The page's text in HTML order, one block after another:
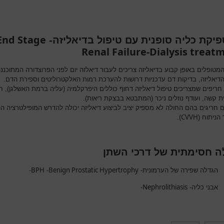
כליה סופנית עם טיפול בדיאליזה- Stage
Renal Failure-Dialysis
באופן קבוע בדיאליזה צריכים לעבור דיאלזה יום לפני הפרוצדורה
בדיקות דם עדכניות דרושות להערכת רמות האלקטרוליטים וספירת הדם.
שמצריכים טיפול דיאליזה דחוף כוללים היפרקלמיה (עליה ברמת
קשה, ועודף נוזלים ניכר (המתבטא בבצקת ריאות).
חריגים בהם החולה לא מספיק יציב לביצוע דיאליזה יכולה להדרש המופילטרציה
הניתוח (CVVH
).
חסימתית של דרכי השתן
הגדלה שפירה של הערמונית- Benign Prostatic Hypertrophy
-
BPH
-
אבני כליה- Nephrolithiasis
-